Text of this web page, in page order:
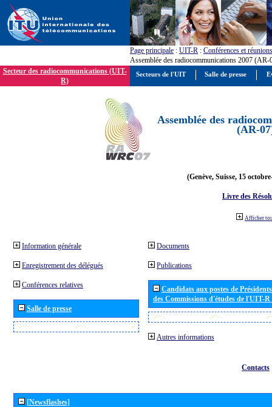
Page principale : UIT-R : Conférences et réunions
Assemblée des radiocommunications 2007 (AR-
Secteur des radiocommunications (UIT-
R)
Assemblée des
(AR-
(Genève, Suisse, 15
Livre des
Afficher
Information générale
Enregistrement des délégués
Conférences relatives
Salle de presse
Documents
Publications
Candidats aux postes de
des Commissions d'études de l'UIT-
Autres informations
Contacts
[Newsflashes]
Secteurs de l'UIT Salle de presse